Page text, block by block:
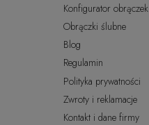
Konfigurator obrączek
Obrączki ślubne
Blog
Regulamin
Polityka prywatności
Zwroty i reklamacje
Kontakt i dane firmy